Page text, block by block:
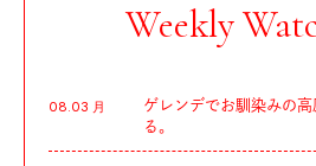
Weekly
08.03 月
ゲレンデでお馴染みの
る。